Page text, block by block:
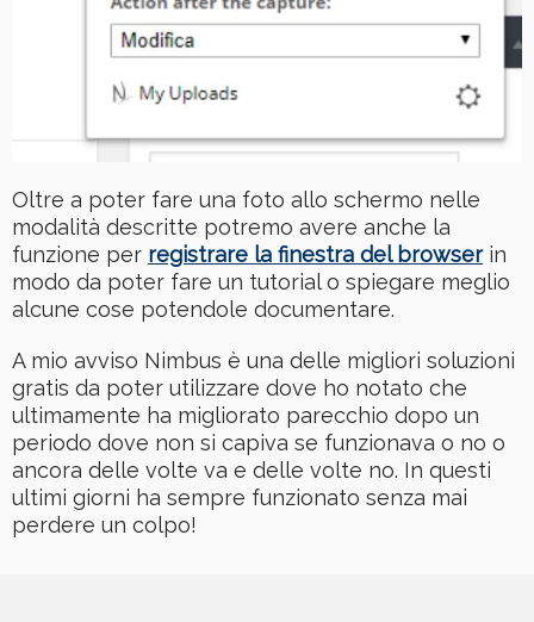
Oltre a poter fare una foto allo schermo nelle
modalità descritte potremo avere anche la
funzione per registrare la finestra del browserin
modo da poter fare un tutorial o spiegare meglio
alcune cose potendole documentare.
A mio avviso Nimbus è una delle migliori soluzioni
gratis da poter utilizzare dove ho notato che
ultimamente ha migliorato parecchio dopo un
periodo dove non si capiva se funzionava o no o
ancora delle volte va e delle volte no. In questi
ultimi giorni ha sempre funzionato senza mai
perdere un colpo!